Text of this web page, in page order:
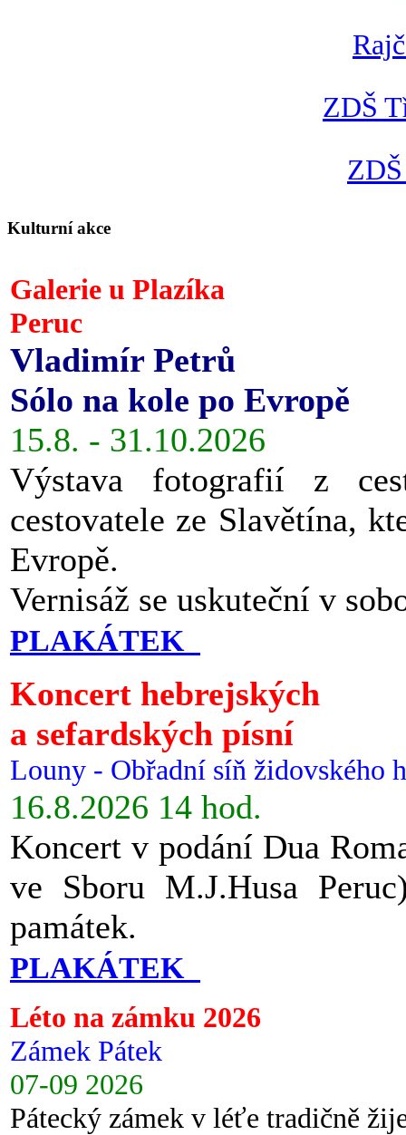
ZDŠ
Kulturní akce
Galerie u Plazíka
Peruc
Vladimír Petrů
Sólo na kole po Evropě
15.8. - 31.10.2026
Výstava fotografií z
cestovatele ze Slavětína,
Evropě.
Vernisáž se uskuteční v
PLAKÁTEK
Koncert hebrejských
a sefardských písní
Louny - Obřadní síň židovského
16.8.2026 14 hod.
Koncert v podání Dua
ve Sboru M.J.Husa
památek.
PLAKÁTEK
Léto na zámku 2026
Zámek Pátek
07-09 2026
Pátecký zámek v léťe tradičně